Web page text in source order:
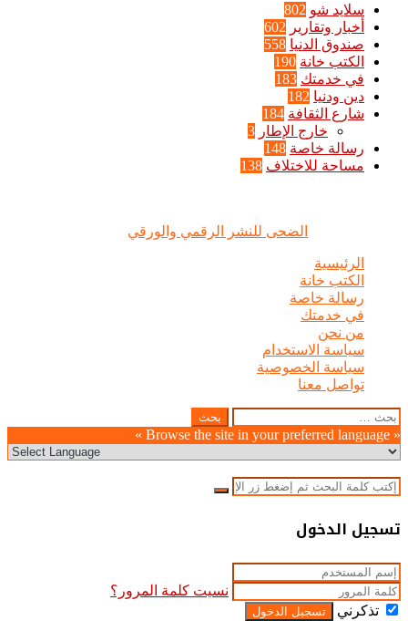
سلايد شو 802
أخبار وتقارير 602
صندوق الدنيا 558
الكتب خانة 190
في خدمتك 183
دين ودنيا 182
شارع الثقافة 184
خارج الإطار 3
رسالة خاصة 148
مساحة للاختلاف 138
الضحى للنشر الرقمي والورقي
الرئيسية
الكتب خانة
رسالة خاصة
في خدمتك
من نحن
سياسة الاستخدام
سياسة الخصوصية
تواصل معنا
زر
الذهاب
إلى
إغلاق
البحث
عن:
« Browse the site in your preferred language »
إغلاق
بحث
إغلاق
تسجيل الدخول
نسيت كلمة المرور؟
تذكرني
تسجيل الدخول